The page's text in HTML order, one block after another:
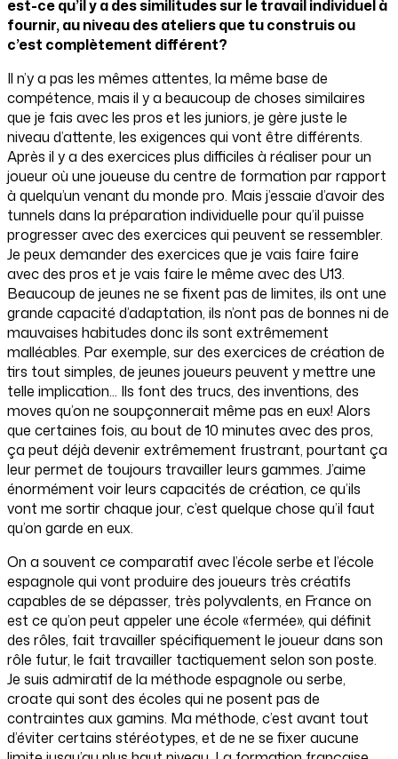
est-ce qu’il y a des similitudes sur le travail individuel à
fournir, au niveau des ateliers que tu construis ou
c’est complètement différent?
Il n’y a pas les mêmes attentes, la même base de
compétence, mais il y a beaucoup de choses similaires
que je fais avec les pros et les juniors, je gère juste le
niveau d’attente, les exigences qui vont être différents.
Après il y a des exercices plus difficiles à réaliser pour un
joueur où une joueuse du centre de formation par rapport
à quelqu’un venant du monde pro. Mais j’essaie d’avoir des
tunnels dans la préparation individuelle pour qu’il puisse
progresser avec des exercices qui peuvent se ressembler.
Je peux demander des exercices que je vais faire faire
avec des pros et je vais faire le même avec des U13.
Beaucoup de jeunes ne se fixent pas de limites, ils ont une
grande capacité d’adaptation, ils n’ont pas de bonnes ni de
mauvaises habitudes donc ils sont extrêmement
malléables. Par exemple, sur des exercices de création de
tirs tout simples, de jeunes joueurs peuvent y mettre une
telle implication... Ils font des trucs, des inventions, des
moves qu’on ne soupçonnerait même pas en eux! Alors
que certaines fois, au bout de 10 minutes avec des pros,
ça peut déjà devenir extrêmement frustrant, pourtant ça
leur permet de toujours travailler leurs gammes. J’aime
énormément voir leurs capacités de création, ce qu’ils
vont me sortir chaque jour, c’est quelque chose qu’il faut
qu’on garde en eux.
On a souvent ce comparatif avec l’école serbe et l’école
espagnole qui vont produire des joueurs très créatifs
capables de se dépasser, très polyvalents, en France on
est ce qu’on peut appeler une école «fermée», qui définit
des rôles, fait travailler spécifiquement le joueur dans son
rôle futur, le fait travailler tactiquement selon son poste.
Je suis admiratif de la méthode espagnole ou serbe,
croate qui sont des écoles qui ne posent pas de
contraintes aux gamins. Ma méthode, c’est avant tout
d’éviter certains stéréotypes, et de ne se fixer aucune